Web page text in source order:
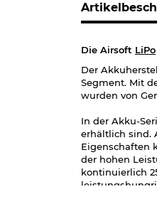
Die Airsoft LiPo
Der
Segment. Mit
wurden von
In der Akku-
erhältlich sind.
Eigenschaften
der hohen
kontinuierlich